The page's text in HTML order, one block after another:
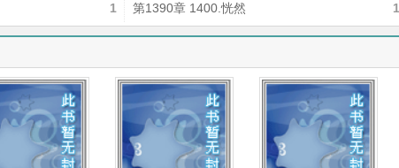
1 第1390章 1400.恍然 1